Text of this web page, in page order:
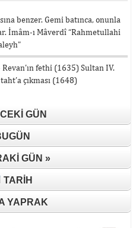
benzer. Gemi batınca, onunla
İmâm-ı Mâverdî “Rahmetullahi
fethi (1635) Sultan IV.
çıkması (1648)
GÜN
GÜN »
TARIH
YAPRAK